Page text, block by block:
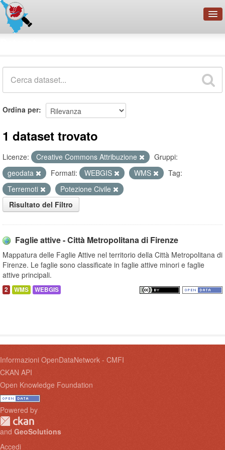
Organizzazioni
Ordina per
1 dataset trovato
Licenze: Creative Commons Attribuzione
Gruppi:
geodata
Formati: WEBGIS WMS
Tag:
Terremoti
Potezione Civile
Risultato del Filtro
Faglie attive - Città Metropolitana di Firenze
Mappatura delle Faglie Attive nel territorio della Città Metropolitana di
Firenze. Le faglie sono classificate in faglie attive minori e faglie
attive principali.
2 WMS WEBGIS
Informazioni OpenDataNetwork - CMFI
CKAN API
Open Knowledge Foundation
Powered by
and GeoSolutions
Accedi